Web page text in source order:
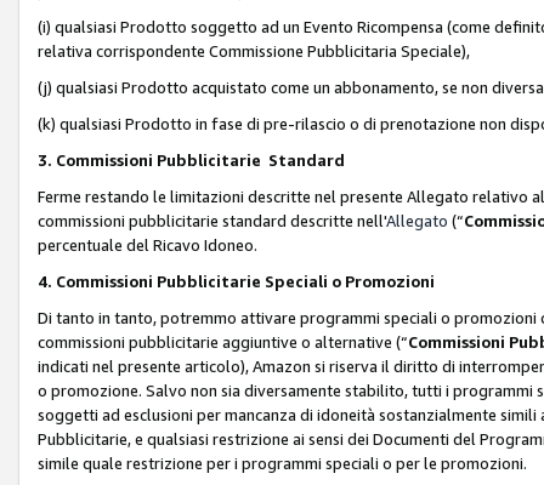
(i) qualsiasi Prodotto soggetto ad un Evento Ricompensa (come
relativa corrispondente Commissione Pubblicitaria Speciale),
(j) qualsiasi Prodotto acquistato come un abbonamento, se non
(k) qualsiasi Prodotto in fase di pre-rilascio o di prenotazione non
3. Commissioni Pubblicitarie Standard
Ferme restando le limitazioni descritte nel presente Allegato relativo
commissioni pubblicitarie standard descritte nell'Allegato (“
percentuale del Ricavo Idoneo.
4. Commissioni Pubblicitarie Speciali o Promozioni
Di tanto in tanto, potremmo attivare programmi speciali o
commissioni pubblicitarie aggiuntive o alternative (“Commissioni
indicati nel presente articolo), Amazon si riserva il diritto di
o promozione. Salvo non sia diversamente stabilito, tutti i
soggetti ad esclusioni per mancanza di idoneità sostanzialmente
Pubblicitarie, e qualsiasi restrizione ai sensi dei Documenti del
simile quale restrizione per i programmi speciali o per le promozioni.